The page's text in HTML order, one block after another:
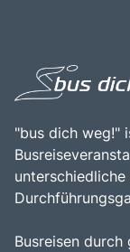
"bus dich weg!"
unterschiedliche
Busreisen durch